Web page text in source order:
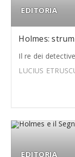
EDITORIA
Holmes:
Il re dei
LUCIUS
EDITORIA